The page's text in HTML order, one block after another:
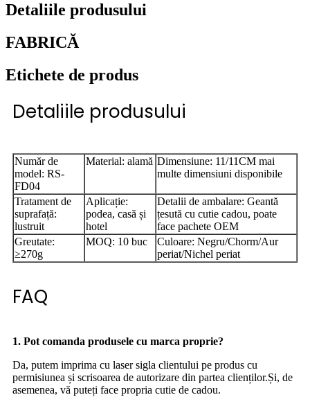
Detaliile produsului
FABRICĂ
Etichete de produs
Detaliile produsului
Număr de
model: RS-
FD04
Material: alamă Dimensiune: 11/11CM mai
multe dimensiuni disponibile
Tratament de
suprafață:
lustruit
Aplicație:
podea, casă și
hotel
Detalii de ambalare: Geantă
țesută cu cutie cadou, poate
face pachete OEM
Greutate:
≥270g
MOQ: 10 buc
Culoare: Negru/Chorm/Aur
periat/Nichel periat
FAQ
1. Pot comanda produsele cu marca proprie?
Da, putem imprima cu laser sigla clientului pe produs cu
permisiunea și scrisoarea de autorizare din partea clienților.Și, de
asemenea, vă puteți face propria cutie de cadou.